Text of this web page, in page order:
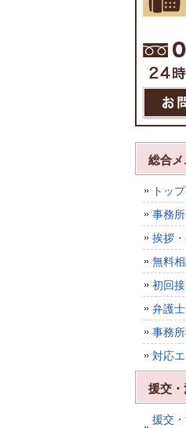
総合
トッ
事務
挨拶
無料
初回
弁護
事務
対応
援交
援交